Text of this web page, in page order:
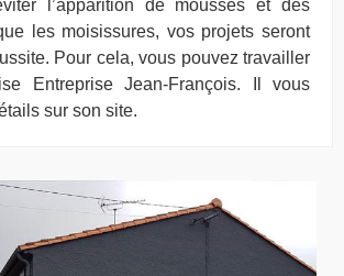
l’apparition de mousses et des
les moisissures, vos projets seront
Pour cela, vous pouvez travailler
Entreprise Jean-François. Il vous
sur son site.